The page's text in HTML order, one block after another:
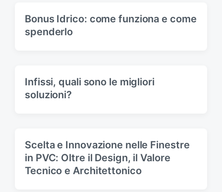
t
:Bonus Idrico: come funziona e come
spenderlo
Infissi, quali sono le migliori
soluzioni?
Scelta e Innovazione nelle Finestre
in PVC: Oltre il Design, il Valore
Tecnico e Architettonico